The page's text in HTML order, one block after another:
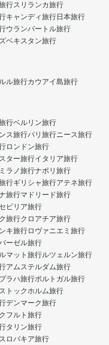
行スリランカ旅行
キャンディ旅行日本旅行
ウランバートル旅行
ベキスタン旅行
ル旅行カウアイ島旅行
行ベルリン旅行
ス旅行パリ旅行ニース旅行
ロンドン旅行
ター旅行イタリア旅行
ミラノ旅行ナポリ旅行
行ギリシャ旅行アテネ旅行
旅行マドリード旅行
ビリア旅行
旅行クロアチア旅行
キ旅行ロヴァニエミ旅行
ーゼル旅行
マット旅行ルツェルン旅行
アムステルダム旅行
プラハ旅行ポルトガル旅行
ストックホルム旅行
デンマーク旅行
フルト旅行
タリン旅行
スロバキア旅行